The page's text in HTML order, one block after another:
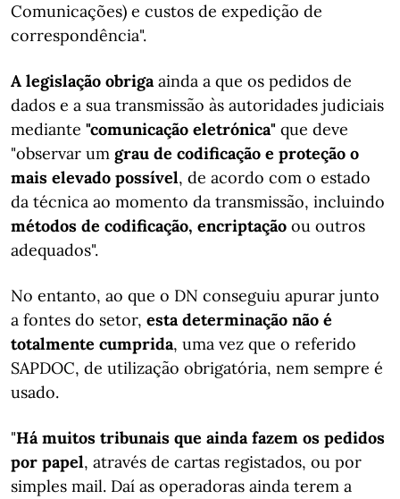
Comunicações) e custos de expedição de
correspondência".
A legislação obrigaainda a que os pedidos de
dados e a sua transmissão às autoridades judiciais
mediante "comunicação eletrónica" que deve
"observar um grau de codificação e proteção o
mais elevado possível, de acordo com o estado
da técnica ao momento da transmissão, incluindo
métodos de codificação, encriptação ou outros
adequados".
No entanto, ao que o DN conseguiu apurar junto
a fontes do setor, esta determinação não é
totalmente cumprida, uma vez que o referido
SAPDOC, de utilização obrigatória, nem sempre é
usado.
"Há muitos tribunais que ainda fazem os pedidos
por papel, através de cartas registados, ou por
simples mail. Daí as operadoras ainda terem a